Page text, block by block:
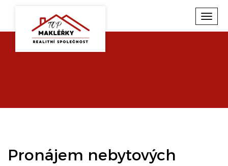
Pronájem nebytových